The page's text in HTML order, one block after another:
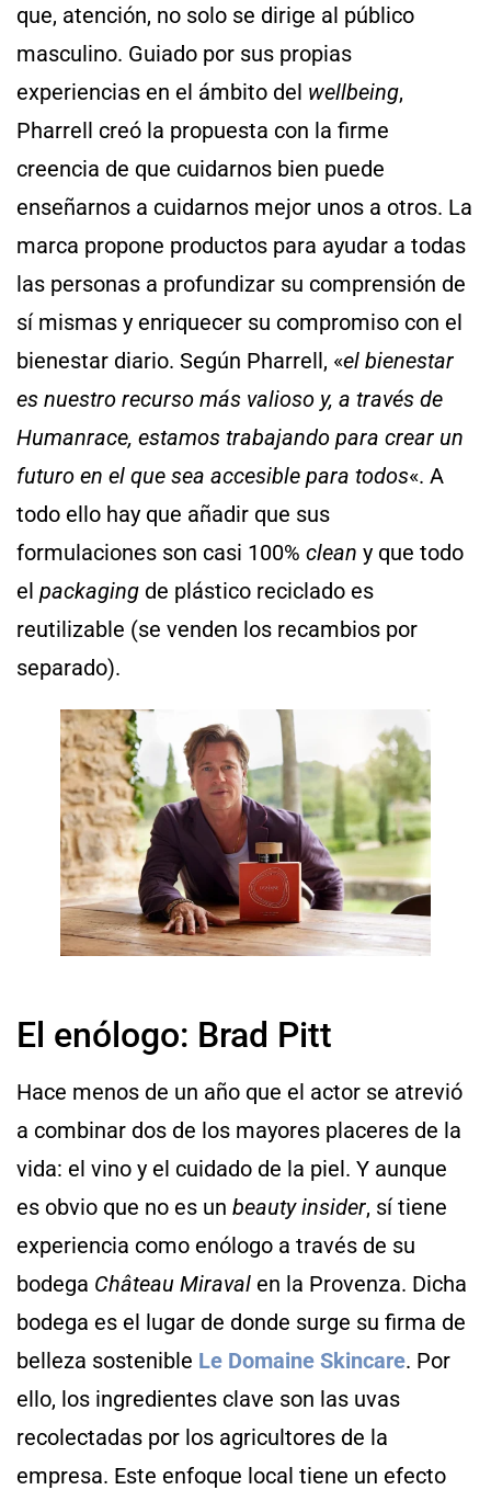
que, atención, no solo se dirige al público
masculino. Guiado por sus propias
experiencias en el ámbito del wellbeing,
Pharrell creó la propuesta con la firme
creencia de que cuidarnos bien puede
enseñarnos a cuidarnos mejor unos a otros. La
marca propone productos para ayudar a todas
las personas a profundizar su comprensión de
sí mismas y enriquecer su compromiso con el
bienestar diario. Según Pharrell, «el bienestar
es nuestro recurso más valioso y, a través de
Humanrace, estamos trabajando para crear un
futuro en el que sea accesible para todos«. A
todo ello hay que añadir que sus
formulaciones son casi 100% clean y que todo
el packaging de plástico reciclado es
reutilizable (se venden los recambios por
separado).
El enólogo: Brad Pitt
Hace menos de un año que el actor se atrevió
a combinar dos de los mayores placeres de la
vida: el vino y el cuidado de la piel. Y aunque
es obvio que no es un beauty insider, sí tiene
experiencia como enólogo a través de su
bodega Château Miraval en la Provenza. Dicha
bodega es el lugar de donde surge su firma de
belleza sostenible Le Domaine Skincare. Por
ello, los ingredientes clave son las uvas
recolectadas por los agricultores de la
empresa. Este enfoque local tiene un efecto